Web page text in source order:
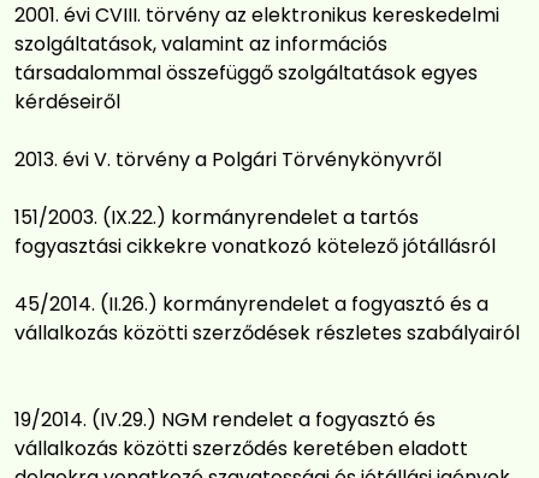
2001. évi CVIII. törvény az elektronikus kereskedelmi
szolgáltatások, valamint az információs
társadalommal összefüggő szolgáltatások egyes
kérdéseiről
2013. évi V. törvény a Polgári Törvénykönyvről
151/2003. (IX.22.) kormányrendelet a tartós
fogyasztási cikkekre vonatkozó kötelező jótállásról
45/2014. (II.26.) kormányrendelet a fogyasztó és a
vállalkozás közötti szerződések részletes szabályairól
19/2014. (IV.29.) NGM rendelet a fogyasztó és
vállalkozás közötti szerződés keretében eladott